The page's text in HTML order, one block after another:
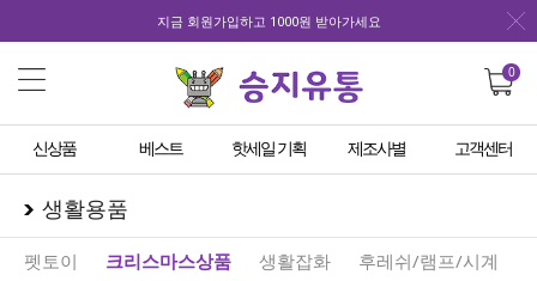
지금 회원가입하고 1000원 받아가세요
0
신상품 베스트 핫세일 기획 제조사별 고객센터
생활용품
펫토이 크리스마스상품 생활잡화 후레쉬/램프/시계